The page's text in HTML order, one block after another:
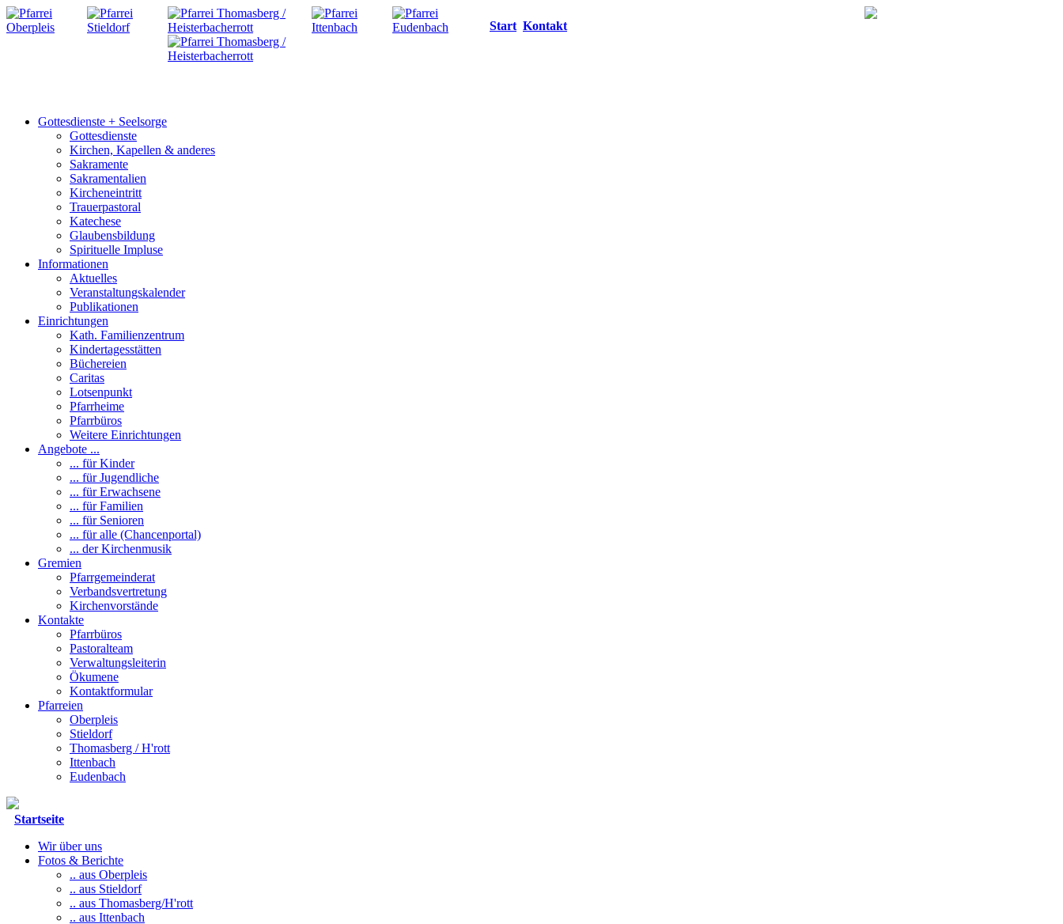
Start Kontakt
Gottesdienste + Seelsorge
Gottesdienste
Kirchen, Kapellen & anderes
Sakramente
Sakramentalien
Kircheneintritt
Trauerpastoral
Katechese
Glaubensbildung
Spirituelle Impluse
Informationen
Aktuelles
Veranstaltungskalender
Publikationen
Einrichtungen
Kath. Familienzentrum
Kindertagesstätten
Büchereien
Caritas
Lotsenpunkt
Pfarrheime
Pfarrbüros
Weitere Einrichtungen
Angebote ...
... für Kinder
... für Jugendliche
... für Erwachsene
... für Familien
... für Senioren
... für alle (Chancenportal)
... der Kirchenmusik
Gremien
Pfarrgemeinderat
Verbandsvertretung
Kirchenvorstände
Kontakte
Pfarrbüros
Pastoralteam
Verwaltungsleiterin
Ökumene
Kontaktformular
Pfarreien
Oberpleis
Stieldorf
Thomasberg / H'rott
Ittenbach
Eudenbach
Startseite
Wir über uns
Fotos & Berichte
.. aus Oberpleis
.. aus Stieldorf
.. aus Thomasberg/H'rott
.. aus Ittenbach